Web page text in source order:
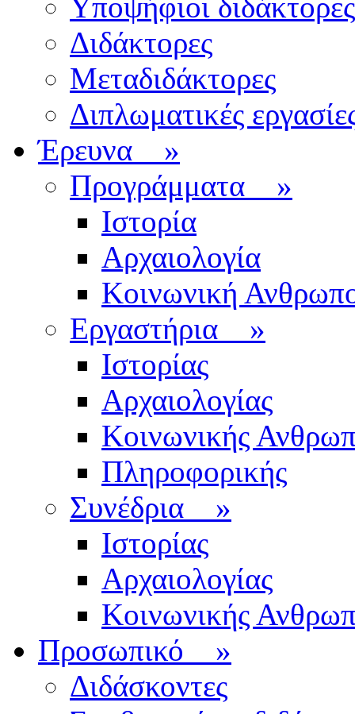
Διδάκτορες
Μεταδιδάκτορες
Διπλωματικές
Έρευνα »
Προγράμματα »
Ιστορία
Αρχαιολογία
Κοινωνική
Εργαστήρια »
Ιστορίας
Αρχαιολογίας
Κοινωνικής
Πληροφορικής
Συνέδρια »
Ιστορίας
Αρχαιολογίας
Κοινωνικής
Προσωπικό »
Διδάσκοντες